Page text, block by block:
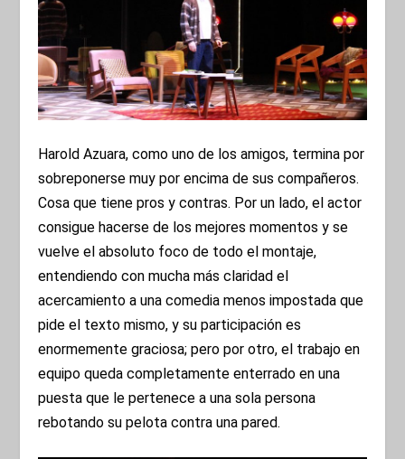
Harold Azuara, como uno de los amigos, termina por
sobreponerse muy por encima de sus compañeros.
Cosa que tiene pros y contras. Por un lado, el actor
consigue hacerse de los mejores momentos y se
vuelve el absoluto foco de todo el montaje,
entendiendo con mucha más claridad el
acercamiento a una comedia menos impostada que
pide el texto mismo, y su participación es
enormemente graciosa; pero por otro, el trabajo en
equipo queda completamente enterrado en una
puesta que le pertenece a una sola persona
rebotando su pelota contra una pared.